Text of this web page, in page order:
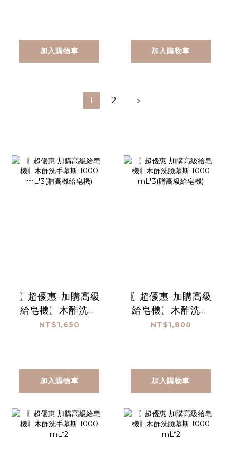
加入購物車 加入購物車
1 2
〖超優惠-加購高級
給皂機〗木酢洗手
慕斯 1000
NT$1,650
加入購物車
〖超優惠-加購高級
給皂機〗木酢洗臉
慕斯 1000
NT$1,800
加入購物車